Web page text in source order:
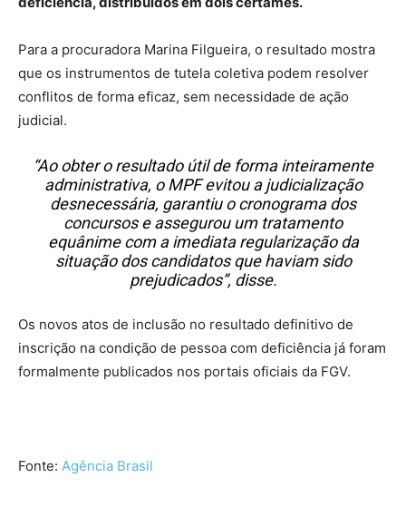
Para a procuradora Marina Filgueira, o resultado mostra
que os instrumentos de tutela coletiva podem resolver
conflitos de forma eficaz, sem necessidade de ação
judicial.
“Ao obter o resultado útil de forma inteiramente
administrativa, o MPF evitou a judicialização
desnecessária, garantiu o cronograma dos
concursos e assegurou um tratamento
equânime com a imediata regularização da
situação dos candidatos que haviam sido
prejudicados”, disse.
Os novos atos de inclusão no resultado definitivo de
inscrição na condição de pessoa com deficiência já foram
formalmente publicados nos portais oficiais da FGV.
Fonte: Agência Brasil